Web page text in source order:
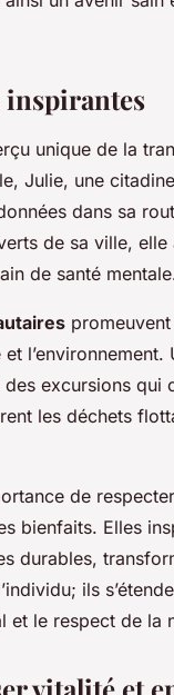
inspirantes
unique de la
Julie, une
dans sa
de sa ville,
de santé
excursions qui
les déchets
de
bienfaits. Elles
durables,
ils
et le respect de la